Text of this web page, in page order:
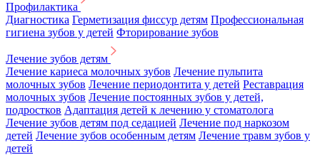
Профилактика
Диагностика Герметизация фиссур детям Профессиональная
гигиена зубов у детей Фторирование зубов
Лечение зубов детям
Лечение кариеса молочных зубов Лечение пульпита
молочных зубов Лечение периодонтита у детей Реставрация
молочных зубов Лечение постоянных зубов у детей,
подростков Адаптация детей к лечению у стоматолога
Лечение зубов детям под седацией Лечение под наркозом
детей Лечение зубов особенным детям Лечение травм зубов у
детей